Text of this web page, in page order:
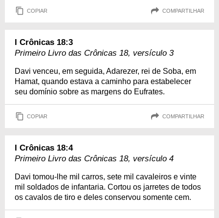
COPIAR COMPARTILHAR
I Crônicas 18:3
Primeiro Livro das Crônicas 18, versículo 3
Davi venceu, em seguida, Adarezer, rei de Soba, em
Hamat, quando estava a caminho para estabelecer
seu domínio sobre as margens do Eufrates.
COPIAR COMPARTILHAR
I Crônicas 18:4
Primeiro Livro das Crônicas 18, versículo 4
Davi tomou-lhe mil carros, sete mil cavaleiros e vinte
mil soldados de infantaria. Cortou os jarretes de todos
os cavalos de tiro e deles conservou somente cem.